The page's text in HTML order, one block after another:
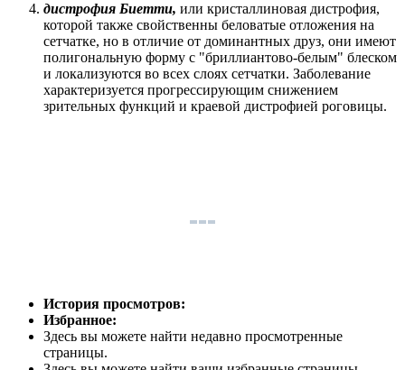
дистрофия Биетти, или кристаллиновая дистрофия,
которой также свойственны беловатые отложения на
сетчатке, но в отличие от доминантных друз, они имеют
полигональную форму с "бриллиантово-белым" блеском
и локализуются во всех слоях сетчатки. Заболевание
характеризуется прогрессирующим снижением
зрительных функций и краевой дистрофией роговицы.
История просмотров:
Избранное:
Здесь вы можете найти недавно просмотренные
страницы.